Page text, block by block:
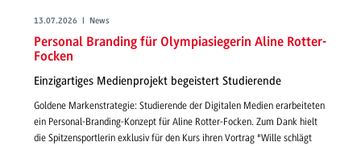
13.07.2026 | News
Personal Branding für Olympiasiegerin Aline Rotter-
Focken
Einzigartiges Medienprojekt begeistert Studierende
Goldene Markenstrategie: Studierende der Digitalen Medien erarbeiteten
ein Personal-Branding-Konzept für Aline Rotter-Focken. Zum Dank hielt
die Spitzensportlerin exklusiv für den Kurs ihren Vortrag "Wille schlägt